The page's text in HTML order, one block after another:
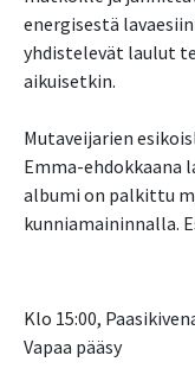
energisestä
yhdistelevät laulut
aikuisetkin.
Mutaveijarien
Emma-ehdokkaana
albumi on palkittu
kunniamaininnalla.
Klo 15:00,
Vapaa pääsy